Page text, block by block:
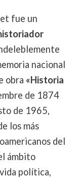
fue un
nacional
obra «Historia
de 1874
de 1965,
los más
del
ámbito
política,